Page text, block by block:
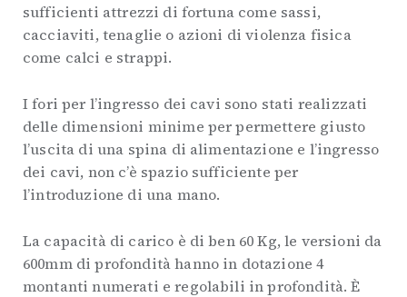
sufficienti attrezzi di fortuna come sassi,
cacciaviti, tenaglie o azioni di violenza fisica
come calci e strappi.
I fori per l’ingresso dei cavi sono stati realizzati
delle dimensioni minime per permettere giusto
l’uscita di una spina di alimentazione e l’ingresso
dei cavi, non c’è spazio sufficiente per
l’introduzione di una mano.
La capacità di carico è di ben 60 Kg, le versioni da
600mm di profondità hanno in dotazione 4
montanti numerati e regolabili in profondità. È